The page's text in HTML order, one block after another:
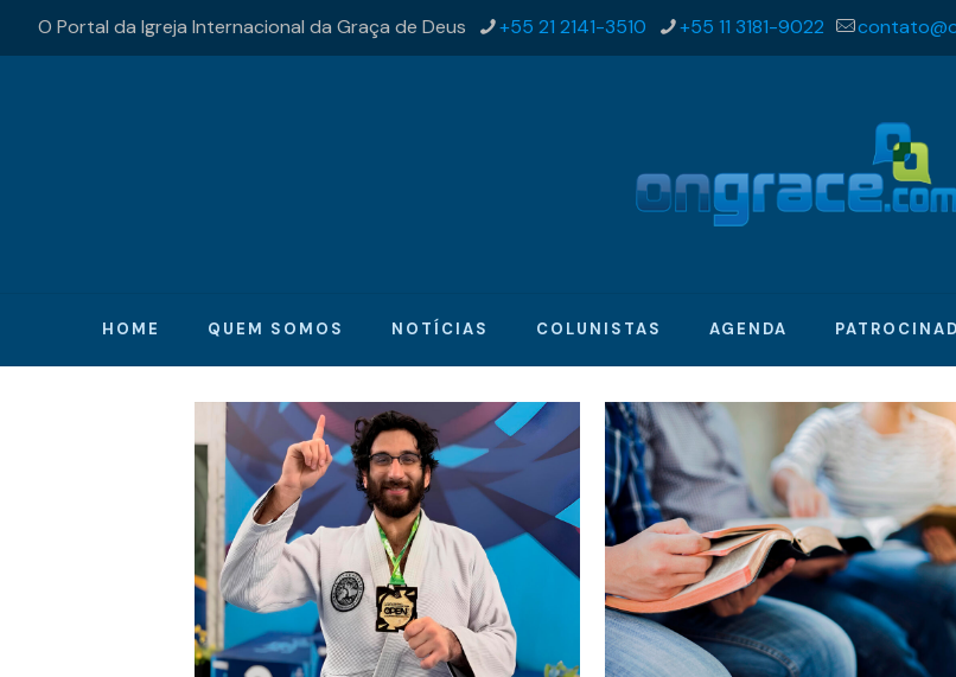
O Portal da Igreja Internacional da Graça de Deus +55 21 2141-3510 +55 11 3181-9022
HOME QUEM SOMOS NOTÍCIAS COLUNISTAS AGENDA